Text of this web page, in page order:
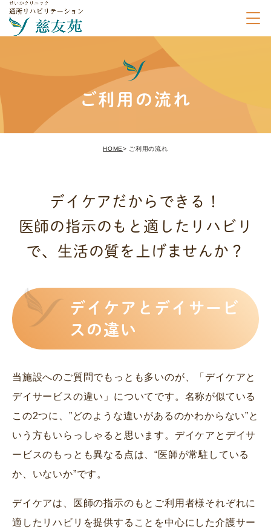
ご利用の流れ
HOME ご利用の流れ
デイケアだからできる！
医師の指示のもと適したリハビリ
で、生活の質を上げませんか？
デイケアとデイサービ
スの違い
当施設へのご質問でもっとも多いのが、「デイケアと
デイサービスの違い」についてです。名称が似ている
この2つに、”どのような違いがあるのかわからない”と
いう方もいらっしゃると思います。デイケアとデイサ
ービスのもっとも異なる点は、“医師が常駐している
か、いないか”です。
デイケアは、医師の指示のもとご利用者様それぞれに
適したリハビリを提供することを中心にした介護サー